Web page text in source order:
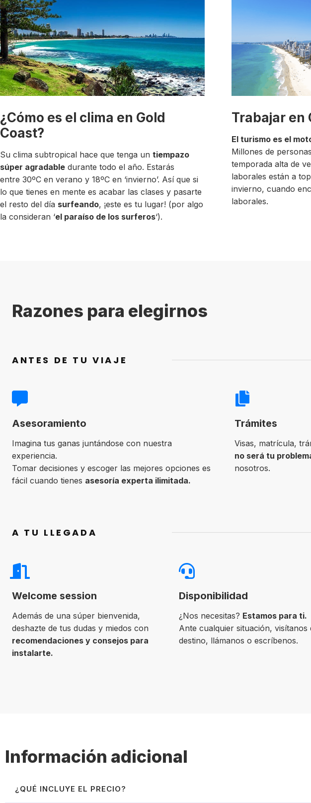
¿Cómo es el clima en Gold
Coast?
Su clima subtropical hace que tenga un tiempazo
súper agradable durante todo el año. Estarás
entre 30ºC en verano y 18ºC en ‘invierno’. Así que si
lo que tienes en mente es acabar las clases y pasarte
el resto del día surfeando, ¡este es tu lugar! (por algo
la consideran ‘el paraíso de los surferos‘).
Trabajar en
El turismo es el
Millones de
temporada alta de
laborales están a
invierno, cuando
laborales.
Razones para elegirnos
ANTES DE TU VIAJE
Asesoramiento
Imagina tus ganas juntándose con nuestra
experiencia.
Tomar decisiones y escoger las mejores opciones es
fácil cuando tienes asesoría experta ilimitada.
Trámites
Visas, matrícula,
no será tu
nosotros.
A TU LLEGADA
Welcome session
Además de una súper bienvenida,
deshazte de tus dudas y miedos con
recomendaciones y consejos para
instalarte.
Disponibilidad
¿Nos necesitas? Estamos para ti.
Ante cualquier situación, visítanos
destino, llámanos o escríbenos.
Información adicional
¿QUÉ INCLUYE EL PRECIO?